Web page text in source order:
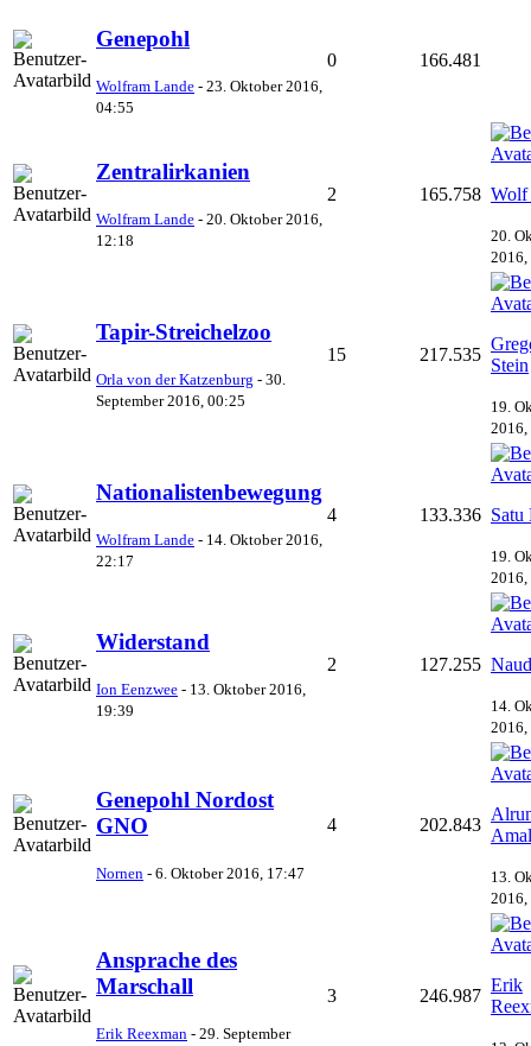
Genepohl
Wolfram Lande - 23. Oktober 2016,
04:55
0 166.481
Zentralirkanien
Wolfram Lande - 20. Oktober 2016,
12:18
2 165.758 Wolf
20.
Tapir-Streichelzoo
Orla von der Katzenburg - 30.
September 2016, 00:25
15 217.535
Stein
19.
Nationalistenbewegung
Wolfram Lande - 14. Oktober 2016,
22:17
4 133.336 Satu
19.
Widerstand
Ion Eenzwee - 13. Oktober 2016,
19:39
2 127.255
14.
Genepohl Nordost
GNO
Nornen - 6. Oktober 2016, 17:47
4 202.843
13.
Ansprache des
Marschall
Erik Reexman - 29. September
3 246.987
Erik